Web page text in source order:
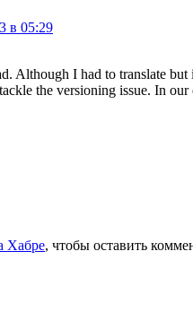
в 05:29
Although I had to translate
the versioning issue. In
Хабре, чтобы оставить